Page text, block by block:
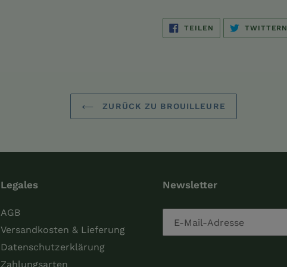
TEILEN
FACEBOOK
TEILEN
TWITTERN
ZURÜCK ZU BROUILLEURE
Legales
AGB
Versandkosten & Lieferung
Datenschutzerklärung
Zahlungsarten
Newsletter